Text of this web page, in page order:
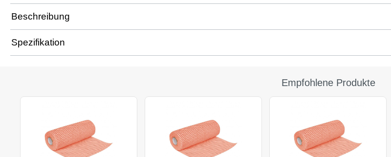
Beschreibung
Spezifikation
Empfohlene Produkte